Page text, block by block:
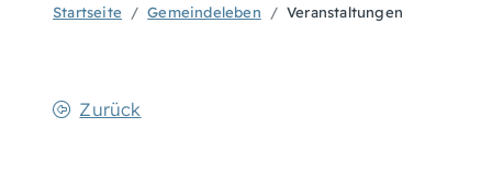
Startseite Gemeindeleben Veranstaltungen
Zurück